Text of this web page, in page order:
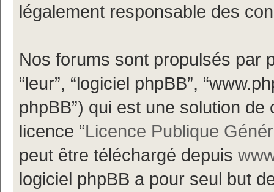
légalement responsable des
Nos forums sont propulsés par
“leur”, “logiciel phpBB”,
phpBB”) qui est une solution
licence “Licence Publique
peut être téléchargé depuis
logiciel phpBB a pour seul but